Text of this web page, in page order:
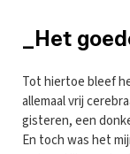
_Het
Tot hiertoe bleef
allemaal vrij
gisteren, een
En toch was het